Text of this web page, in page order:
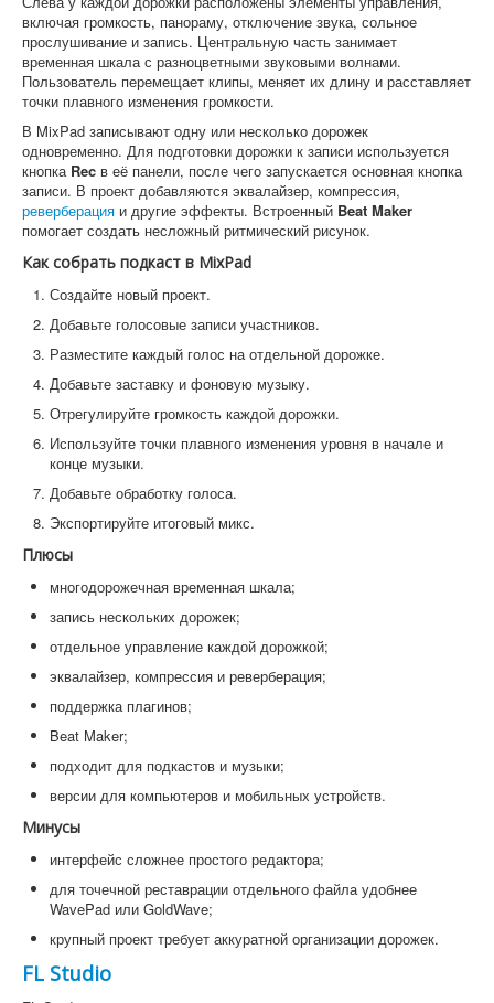
включая громкость, панораму, отключение звука, сольное
прослушивание и запись. Центральную часть занимает
временная шкала с разноцветными звуковыми волнами.
Пользователь перемещает клипы, меняет их длину и расставляет
точки плавного изменения громкости.
В MixPad записывают одну или несколько дорожек
одновременно. Для подготовки дорожки к записи используется
кнопка Rec в её панели, после чего запускается основная кнопка
записи. В проект добавляются эквалайзер, компрессия,
реверберация и другие эффекты. Встроенный Beat Maker
помогает создать несложный ритмический рисунок.
Как собрать подкаст в MixPad
Создайте новый проект.
Добавьте голосовые записи участников.
Разместите каждый голос на отдельной дорожке.
Добавьте заставку и фоновую музыку.
Отрегулируйте громкость каждой дорожки.
Используйте точки плавного изменения уровня в начале и
конце музыки.
Добавьте обработку голоса.
Экспортируйте итоговый микс.
Плюсы
многодорожечная временная шкала;
запись нескольких дорожек;
отдельное управление каждой дорожкой;
эквалайзер, компрессия и реверберация;
поддержка плагинов;
Beat Maker;
подходит для подкастов и музыки;
версии для компьютеров и мобильных устройств.
Минусы
интерфейс сложнее простого редактора;
для точечной реставрации отдельного файла удобнее
WavePad или GoldWave;
крупный проект требует аккуратной организации дорожек.
FL Studio